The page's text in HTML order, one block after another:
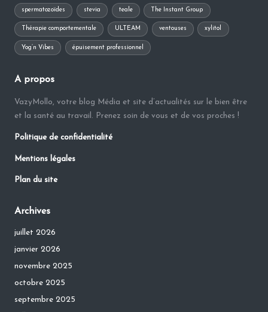
spermatozoïdes stevia teale The Instant Group
Thérapie comportementale ULTEAM ventouses xylitol
Yog’n Vibes épuisement professionnel
A propos
VazyMollo, votre blog Média et site d’actualités sur le bien être
et la santé au travail. Prenez soin de vous et de vos proches !
Politique de confidentialité
Mentions légales
Plan du site
Archives
juillet 2026
janvier 2026
novembre 2025
octobre 2025
septembre 2025